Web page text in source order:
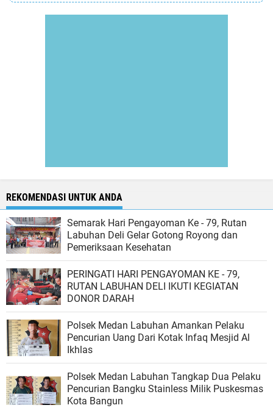
REKOMENDASI UNTUK ANDA
Semarak Hari Pengayoman Ke - 79, Rutan
Labuhan Deli Gelar Gotong Royong dan
Pemeriksaan Kesehatan
PERINGATI HARI PENGAYOMAN KE - 79,
RUTAN LABUHAN DELI IKUTI KEGIATAN
DONOR DARAH
Polsek Medan Labuhan Amankan Pelaku
Pencurian Uang Dari Kotak Infaq Mesjid Al
Ikhlas
Polsek Medan Labuhan Tangkap Dua Pelaku
Pencurian Bangku Stainless Milik Puskesmas
Kota Bangun